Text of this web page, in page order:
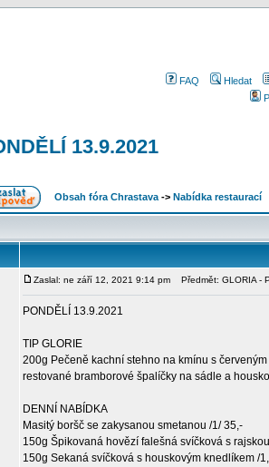
FAQ
Hledat
13.9.2021
Obsah fóra Chrastava -> Nabídka restaurací
Zaslal: ne září 12, 2021 9:14 pm Předmět: GLORIA -
PONDĚLÍ 13.9.2021
TIP GLORIE
200g Pečeně kachní stehno na kmínu s
restované bramborové špalíčky na sádle a
DENNÍ NABÍDKA
Masitý boršč se zakysanou smetanou /1/ 35,-
150g Špikovaná hovězí falešná svíčková s
150g Sekaná svíčková s houskovým knedlíkem /